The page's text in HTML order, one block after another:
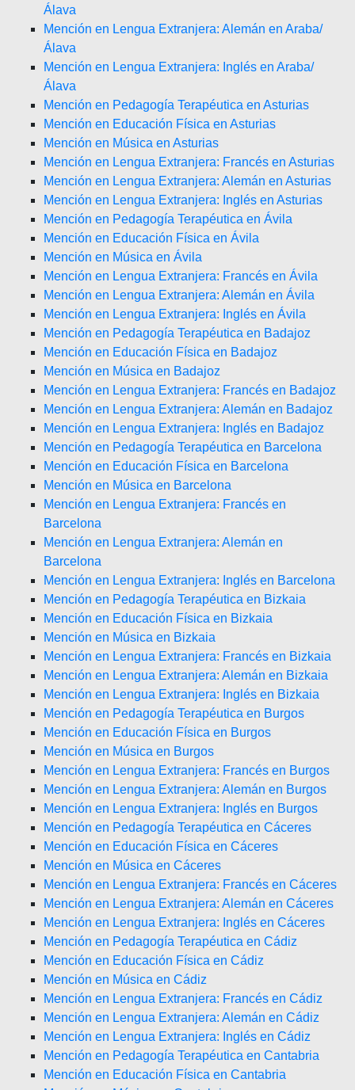
Álava
Mención en Lengua Extranjera: Alemán en Araba/
Álava
Mención en Lengua Extranjera: Inglés en Araba/
Álava
Mención en Pedagogía Terapéutica en Asturias
Mención en Educación Física en Asturias
Mención en Música en Asturias
Mención en Lengua Extranjera: Francés en Asturias
Mención en Lengua Extranjera: Alemán en Asturias
Mención en Lengua Extranjera: Inglés en Asturias
Mención en Pedagogía Terapéutica en Ávila
Mención en Educación Física en Ávila
Mención en Música en Ávila
Mención en Lengua Extranjera: Francés en Ávila
Mención en Lengua Extranjera: Alemán en Ávila
Mención en Lengua Extranjera: Inglés en Ávila
Mención en Pedagogía Terapéutica en Badajoz
Mención en Educación Física en Badajoz
Mención en Música en Badajoz
Mención en Lengua Extranjera: Francés en Badajoz
Mención en Lengua Extranjera: Alemán en Badajoz
Mención en Lengua Extranjera: Inglés en Badajoz
Mención en Pedagogía Terapéutica en Barcelona
Mención en Educación Física en Barcelona
Mención en Música en Barcelona
Mención en Lengua Extranjera: Francés en
Barcelona
Mención en Lengua Extranjera: Alemán en
Barcelona
Mención en Lengua Extranjera: Inglés en Barcelona
Mención en Pedagogía Terapéutica en Bizkaia
Mención en Educación Física en Bizkaia
Mención en Música en Bizkaia
Mención en Lengua Extranjera: Francés en Bizkaia
Mención en Lengua Extranjera: Alemán en Bizkaia
Mención en Lengua Extranjera: Inglés en Bizkaia
Mención en Pedagogía Terapéutica en Burgos
Mención en Educación Física en Burgos
Mención en Música en Burgos
Mención en Lengua Extranjera: Francés en Burgos
Mención en Lengua Extranjera: Alemán en Burgos
Mención en Lengua Extranjera: Inglés en Burgos
Mención en Pedagogía Terapéutica en Cáceres
Mención en Educación Física en Cáceres
Mención en Música en Cáceres
Mención en Lengua Extranjera: Francés en Cáceres
Mención en Lengua Extranjera: Alemán en Cáceres
Mención en Lengua Extranjera: Inglés en Cáceres
Mención en Pedagogía Terapéutica en Cádiz
Mención en Educación Física en Cádiz
Mención en Música en Cádiz
Mención en Lengua Extranjera: Francés en Cádiz
Mención en Lengua Extranjera: Alemán en Cádiz
Mención en Lengua Extranjera: Inglés en Cádiz
Mención en Pedagogía Terapéutica en Cantabria
Mención en Educación Física en Cantabria